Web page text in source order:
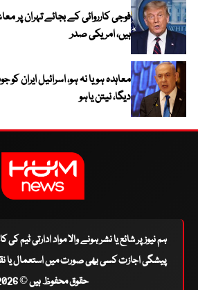
فوجی کارروائی کے بجائے تہران پر
ہیں، امریکی صدر
معاہدہ ہو یا نہ ہو، اسرائیل ایران
دیگا، نیتن یاہو
ہم نیوز پر شائع یا نشر ہونے والا مواد ادارتی ٹیم
پیشگی اجازت کسی بھی صورت میں استعمال یا
حقوق محفوظ ہیں © 2026